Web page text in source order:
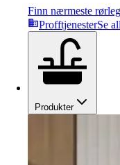
Finn nærmeste
ProfftjenesterSe
Produkter